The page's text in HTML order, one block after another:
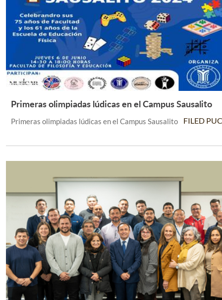
Leer Más +
Primeras olimpiadas lúdicas en el Campus Sausalito
Primeras olimpiadas lúdicas en el Campus Sausalito FILED